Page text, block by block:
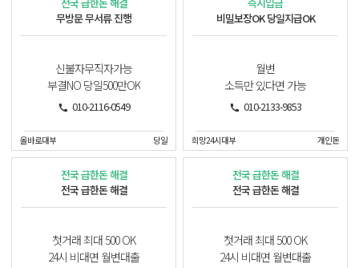
무방문 무서류 진행
신불자무직자가능
부결NO 당일500만OK
010-2116-0549
올바로대부 당일
비밀보장OK 당일지급OK
월변
소득만 있다면 가능
010-2133-9853
희망24시대부 개인돈
전국 급한돈 해결
전국 급한돈 해결
첫거래 최대 500 OK
24시 비대면 월변대출
전국 급한돈 해결
전국 급한돈 해결
첫거래 최대 500 OK
24시 비대면 월변대출